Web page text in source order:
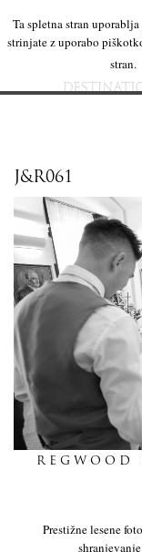
J&R061
Prestižne lesene
Ta spletna stran
strinjate z uporabo
stran.